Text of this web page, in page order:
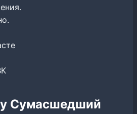
Сумасшедший